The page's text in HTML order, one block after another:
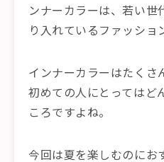
ンナーカラーは、若い世
り入れているファッショ
インナーカラーはたくさ
初めての人にとってはど
ころですよね。
今回は夏を楽しむのにお